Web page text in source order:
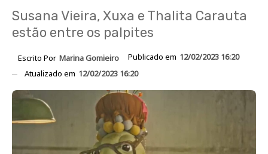
Susana Vieira, Xuxa e Thalita Carauta
estão entre os palpites
Escrito Por Marina Gomieiro Publicado em 12/02/2023 16:20
Atualizado em 12/02/2023 16:20